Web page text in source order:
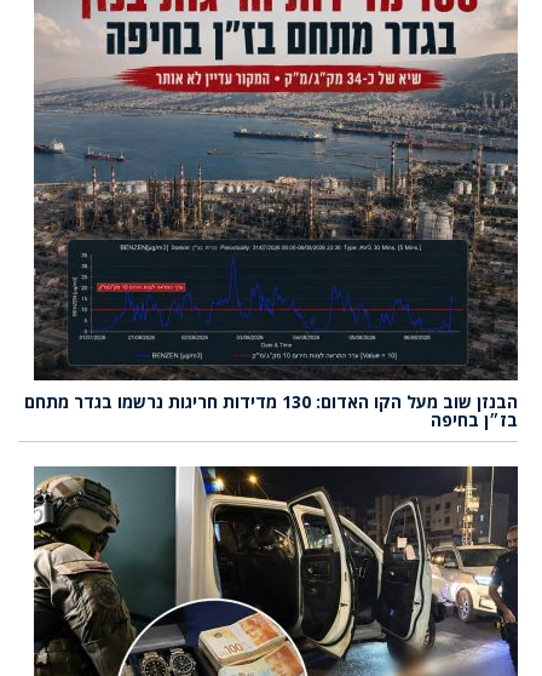
הבנזן שוב מעל הקו האדום: 130 מדידות חריגות נרשמו בגדר מתחם
בז״ן בחיפה